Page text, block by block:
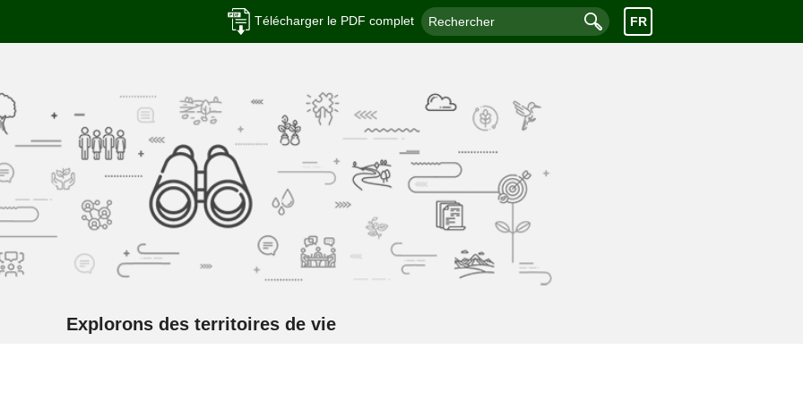
Télécharger le PDF complet
Rechercher
FR
Explorons des territoires de vie